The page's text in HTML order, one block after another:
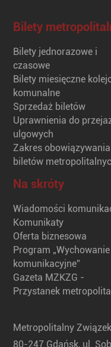
Bilety
Bilety jednorazowe i
czasowe
Bilety miesięczne
komunalne
Sprzedaż biletów
Uprawnienia do
ulgowych
Zakres obowiązywania
biletów
Na skróty
Wiadomości
Komunikaty
Oferta biznesowa
Program „Wychowanie
komunikacyjne”
Gazeta MZKZG -
Przystanek
Metropolitalny
80-247 Gdańsk, ul.